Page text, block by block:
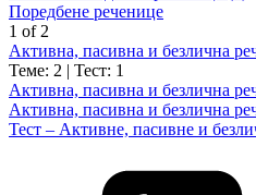
Поредбене реченице
1 of 2
Активна, пасивна и безлична
Теме: 2 | Тест: 1
Активна, пасивна и безлична
Активна, пасивна и безлична
Тест – Активне, пасивне и